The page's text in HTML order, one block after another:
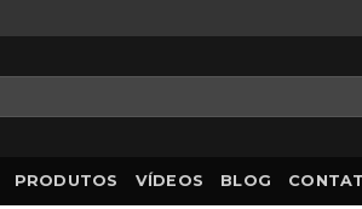
PRODUTOS VÍDEOS BLOG